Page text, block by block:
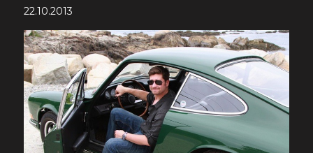
22.10.2013